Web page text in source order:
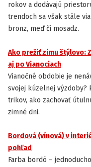
rokov a dodávajú
trendoch sa však stále
bronz, meď či mosadz.
INŠPIRÁCIA
Ako prežiť zimu štýlovo:
aj po Vianociach
Vianočné obdobie je
svojej kúzelnej výzdoby?
trikov, ako zachovať
zimné dni.
INŠPIRÁCIA
Bordová (vínová) v
pohľad
Farba bordó –